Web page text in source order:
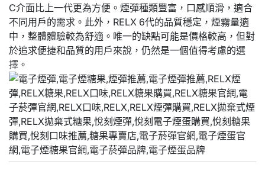
C介面比上一代更為方便。煙彈種類豐富，口感順滑，適合
不同用戶的需求。此外，RELX 6代的品質穩定，煙霧量適
中，整體體驗較為舒適。唯一的缺點可能是價格較高，但對
於追求便捷和品質的用戶來說，仍然是一個值得考慮的選
擇。